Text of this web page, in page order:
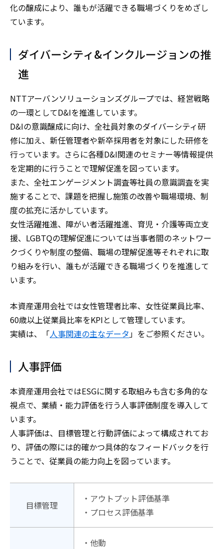
化の醸成により、誰もが活躍できる職場づくりをめざし
ています。
ダイバーシティ&インクルージョンの推
進
NTTアーバンソリューションズグループでは、経営戦略
の一環としてD&Iを推進しています。
D&Iの意識醸成に向け、全社員対象のダイバーシティ研
修に加え、新任管理者や新卒採用者を対象にした研修を
行っています。さらに各種D&I関連のセミナー等情報提供
を定期的に行うことで理解促進を図っています。
また、全社エンゲージメント調査等社員の意識調査を実
施することで、課題を把握し施策の改善や職場環境、制
度の拡充に活かしています。
女性活躍推進、障がい者活躍推進、育児・介護等両立支
援、LGBTQの理解促進については当事者間のネットワー
クづくりや制度の整備、職場の理解促進等それぞれに取
り組みを行い、誰もが活躍できる職場づくりを推進して
います。
本資産運用会社では女性管理者比率、女性従業員比率、
60歳以上従業員比率をKPIとして管理しています。
実績は、「人事関連の主なデータ」をご参照ください。
人事評価
本資産運用会社ではESGに関する取組みも含む多角的な
視点で、業績・能力評価を行う人事評価制度を導入して
います。
人事評価は、目標管理と行動評価によって構成されてお
り、評価の際には的確かつ具体的なフィードバックを行
うことで、従業員の能力向上を図っています。
目標管理
・アウトプット評価基準
・プロセス評価基準
・他動